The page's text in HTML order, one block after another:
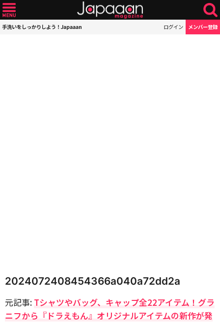
手洗いをしっかりしよう！Japaaan ログイン メンバー登録
2024072408454366a040a72dd2a
元記事: Tシャツやバッグ、キャップ全22アイテム！グラ
ニフから『ドラえもん』オリジナルアイテムの新作が発